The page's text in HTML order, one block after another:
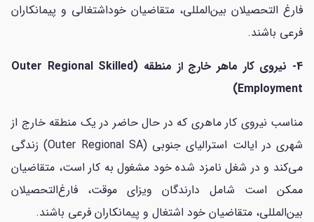
فارغ التحصیلان بین‌المللی، متقاضیان خوداشتغالی و پیمانکاران
فرعی باشند.
4- نیروی کار ماهر خارج از منطقه (Outer Regional Skilled
Employment)
مناسب نیروی کار ماهری که در حال حاضر در یک منطقه خارج از
شهری در ایالت استرالیای جنوبی (Outer Regional SA) زندگی
می‌کند و در شغل نامزد شده خود مشغول به کار است، متقاضیان
ممکن است شامل دارندگان ویزای موقت، فارغ‌التحصیلان
بین‌المللی، متقاضیان خود اشتغال و پیمانکاران فرعی باشند.